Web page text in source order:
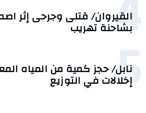
القيروان/ قتلى وجرحى إثر
بشاحنة تهريب
5
نابل/ حجز كمية من المياه
إخلالات في التوزيع